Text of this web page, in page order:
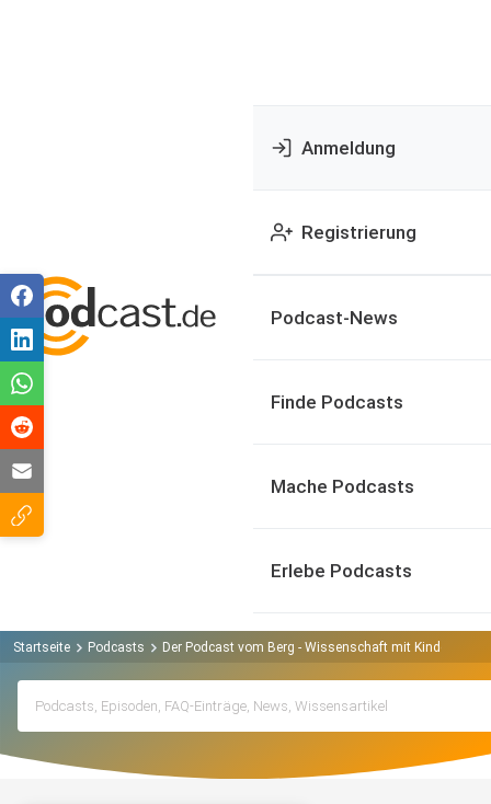
Anmeldung
Registrierung
Podcast-News
Finde Podcasts
Mache Podcasts
Erlebe Podcasts
Startseite Podcasts Der Podcast vom Berg - Wissenschaft mit Kindern